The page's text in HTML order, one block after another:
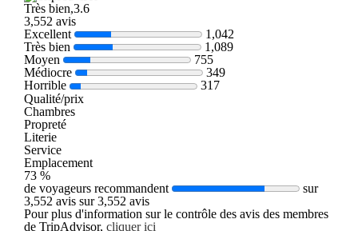
Très bien,3.6
3,552 avis
Excellent
1,042
Très bien
1,089
Moyen
755
Médiocre
349
Horrible
317
Qualité/prix
Chambres
Propreté
Literie
Service
Emplacement
73 %
de voyageurs recommandent
sur
3,552 avis sur 3,552 avis
Pour plus d'information sur le contrôle des avis des membres
de TripAdvisor, cliquer ici